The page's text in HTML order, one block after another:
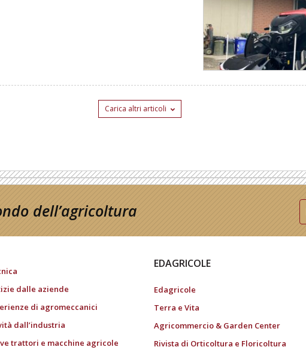
Carica altri articoli
dell’agricoltura
dalle aziende
di agromeccanici
dall’industria
trattori e macchine agricole
EDAGRICOLE
Edagricole
Terra e Vita
Agricommercio & Garden Center
Rivista di Orticoltura e Floricoltura